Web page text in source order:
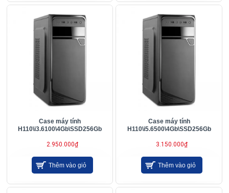
Case máy tính
H110\i3.6100\4Gb\SSD256Gb
2.950.000₫
Thêm vào giỏ
Case máy tính
H110\i5.6500\4Gb\SSD256Gb
3.150.000₫
Thêm vào giỏ